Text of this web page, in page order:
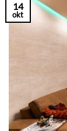
14
okt